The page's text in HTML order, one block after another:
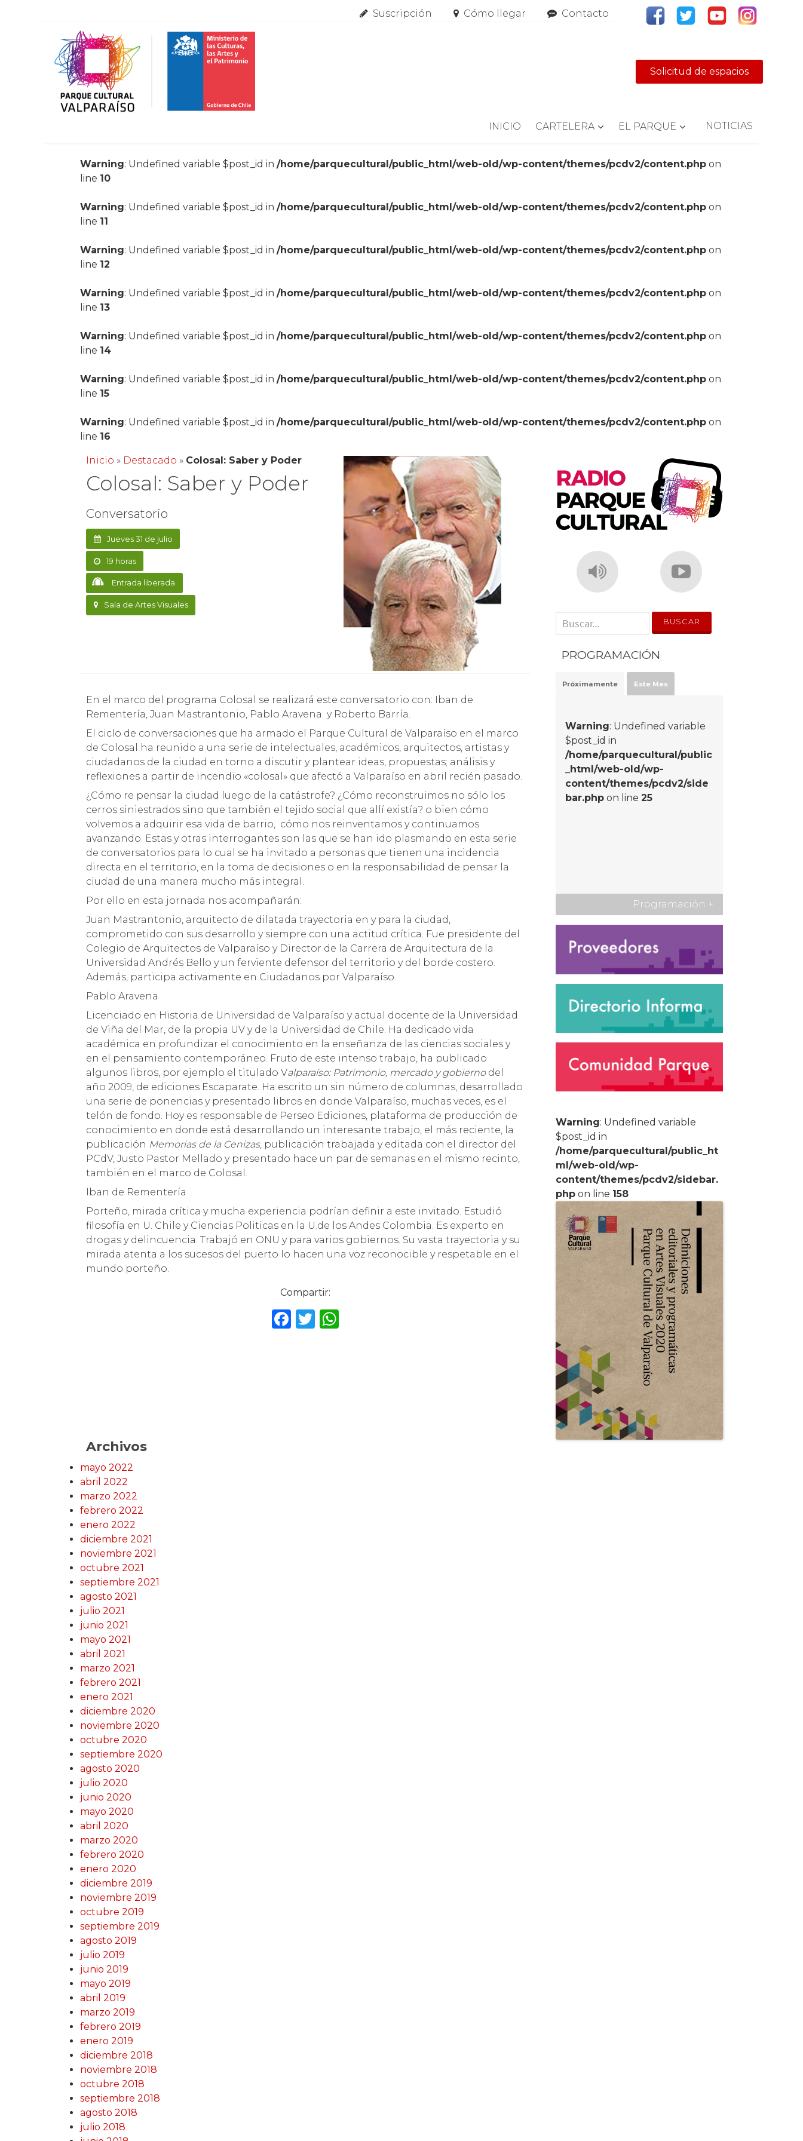
Suscripción Cómo llegar Contacto
Solicitud de espacios
INICIO CARTELERA EL PARQUE NOTICIAS
Warning: Undefined variable $post_id in/home/parquecultural/public_html/web-old/wp-content/themes/pcdv2/content.php on
line 10
Warning: Undefined variable $post_id in/home/parquecultural/public_html/web-old/wp-content/themes/pcdv2/content.php on
line 11
Warning: Undefined variable $post_id in/home/parquecultural/public_html/web-old/wp-content/themes/pcdv2/content.php on
line 12
Warning: Undefined variable $post_id in/home/parquecultural/public_html/web-old/wp-content/themes/pcdv2/content.php on
line 13
Warning: Undefined variable $post_id in/home/parquecultural/public_html/web-old/wp-content/themes/pcdv2/content.php on
line 14
Warning: Undefined variable $post_id in/home/parquecultural/public_html/web-old/wp-content/themes/pcdv2/content.php on
line 15
Warning: Undefined variable $post_id in/home/parquecultural/public_html/web-old/wp-content/themes/pcdv2/content.php on
line 16
Inicio » Destacado » Colosal: Saber y Poder
Colosal: Saber y Poder
Conversatorio
Jueves 31 de julio
19 horas
Entrada liberada
Sala de Artes Visuales
En el marco del programa Colosal se realizará este conversatorio con: Iban de
Rementería, Juan Mastrantonio, Pablo Aravena y Roberto Barría.
El ciclo de conversaciones que ha armado el Parque Cultural de Valparaíso en el marco
de Colosal ha reunido a una serie de intelectuales, académicos, arquitectos, artistas y
ciudadanos de la ciudad en torno a discutir y plantear ideas, propuestas; análisis y
reflexiones a partir de incendio «colosal» que afectó a Valparaíso en abril recién pasado.
¿Cómo re pensar la ciudad luego de la catástrofe? ¿Cómo reconstruimos no sólo los
cerros siniestrados sino que también el tejido social que allí existía? o bien cómo
volvemos a adquirir esa vida de barrio, cómo nos reinventamos y continuamos
avanzando. Estas y otras interrogantes son las que se han ido plasmando en esta serie
de conversatorios para lo cual se ha invitado a personas que tienen una incidencia
directa en el territorio, en la toma de decisiones o en la responsabilidad de pensar la
ciudad de una manera mucho más integral.
Por ello en esta jornada nos acompañarán:
Juan Mastrantonio, arquitecto de dilatada trayectoria en y para la ciudad,
comprometido con sus desarrollo y siempre con una actitud crítica. Fue presidente del
Colegio de Arquitectos de Valparaíso y Director de la Carrera de Arquitectura de la
Universidad Andrés Bello y un ferviente defensor del territorio y del borde costero.
Además, participa activamente en Ciudadanos por Valparaíso.
Pablo Aravena
Licenciado en Historia de Universidad de Valparaíso y actual docente de la Universidad
de Viña del Mar, de la propia UV y de la Universidad de Chile. Ha dedicado vida
académica en profundizar el conocimiento en la enseñanza de las ciencias sociales y
en el pensamiento contemporáneo. Fruto de este intenso trabajo, ha publicado
algunos libros, por ejemplo el titulado Valparaíso: Patrimonio, mercado y gobiernodel
año 2009, de ediciones Escaparate. Ha escrito un sin número de columnas, desarrollado
una serie de ponencias y presentado libros en donde Valparaíso, muchas veces, es el
telón de fondo. Hoy es responsable de Perseo Ediciones, plataforma de producción de
conocimiento en donde está desarrollando un interesante trabajo, el más reciente, la
publicación Memorias de la Cenizas, publicación trabajada y editada con el director del
PCdV, Justo Pastor Mellado y presentado hace un par de semanas en el mismo recinto,
también en el marco de Colosal.
Iban de Rementería
Porteño, mirada crítica y mucha experiencia podrían definir a este invitado. Estudió
filosofía en U. Chile y Ciencias Politicas en la U.de los Andes Colombia. Es experto en
drogas y delincuencia. Trabajó en ONU y para varios gobiernos. Su vasta trayectoria y su
mirada atenta a los sucesos del puerto lo hacen una voz reconocible y respetable en el
mundo porteño.
Compartir:
F T W
' . __('Search for:') . '
PROGRAMACIÓN
Próximamente Este Mes
Warning: Undefined variable
$post_id in
/home/parquecultural/public
_html/web-old/wp-
content/themes/pcdv2/side
bar.php on line25
Programación +
Warning: Undefined variable
$post_id in
/home/parquecultural/public_ht
ml/web-old/wp-
content/themes/pcdv2/sidebar.
php on line 158
Archivos
mayo 2022
abril 2022
marzo 2022
febrero 2022
enero 2022
diciembre 2021
noviembre 2021
octubre 2021
septiembre 2021
agosto 2021
julio 2021
junio 2021
mayo 2021
abril 2021
marzo 2021
febrero 2021
enero 2021
diciembre 2020
noviembre 2020
octubre 2020
septiembre 2020
agosto 2020
julio 2020
junio 2020
mayo 2020
abril 2020
marzo 2020
febrero 2020
enero 2020
diciembre 2019
noviembre 2019
octubre 2019
septiembre 2019
agosto 2019
julio 2019
junio 2019
mayo 2019
abril 2019
marzo 2019
febrero 2019
enero 2019
diciembre 2018
noviembre 2018
octubre 2018
septiembre 2018
agosto 2018
julio 2018